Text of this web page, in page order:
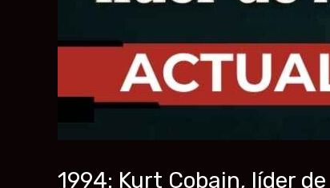
1994: Kurt Cobain, líder